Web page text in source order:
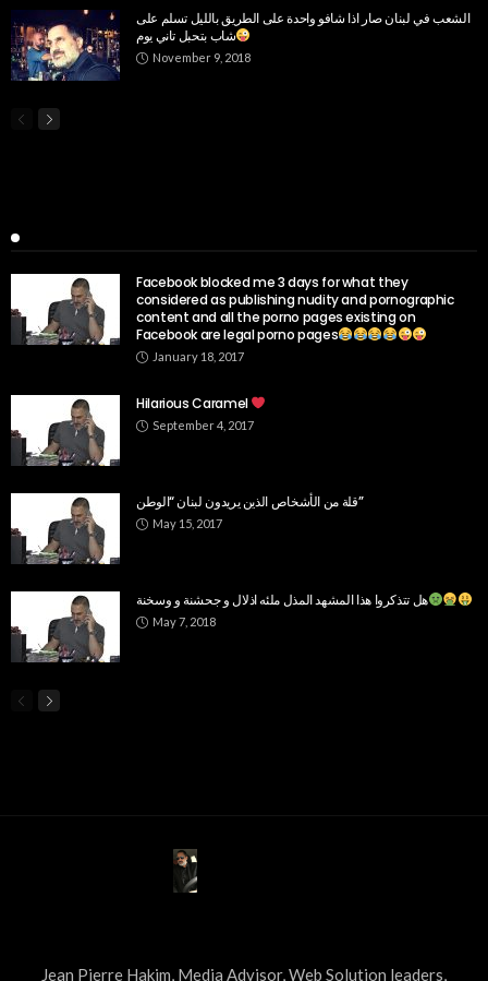
الشعب في لبنان صار اذا شافو واحدة على الطريق بالليل تسلم على
شاب بتحبل تاني يوم
November 9, 2018
Facebook blocked me 3 days for what they
considered as publishing nudity and pornographic
content and all the porno pages existing on
Facebook are legal porno pages
January 18, 2017
Hilarious Caramel
September 4, 2017
قلة من الأشخاص الذين يريدون لبنان “الوطن”
May 15, 2017
هل تتذكروا هذا المشهد المذل ملئه اذلال و جحشنة و وسخنة
May 7, 2018
Jean Pierre Hakim, Media Advisor, Web Solution leaders,